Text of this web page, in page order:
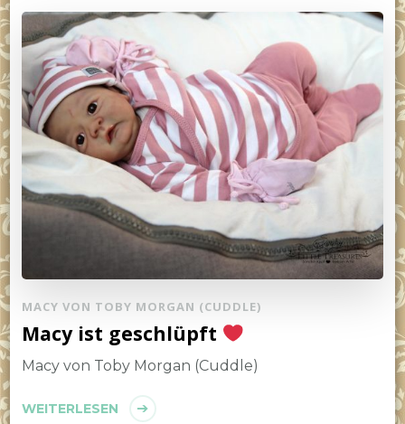
MACY VON TOBY MORGAN (CUDDLE)
Macy ist geschlüpft
Macy von Toby Morgan (Cuddle)
WEITERLESEN